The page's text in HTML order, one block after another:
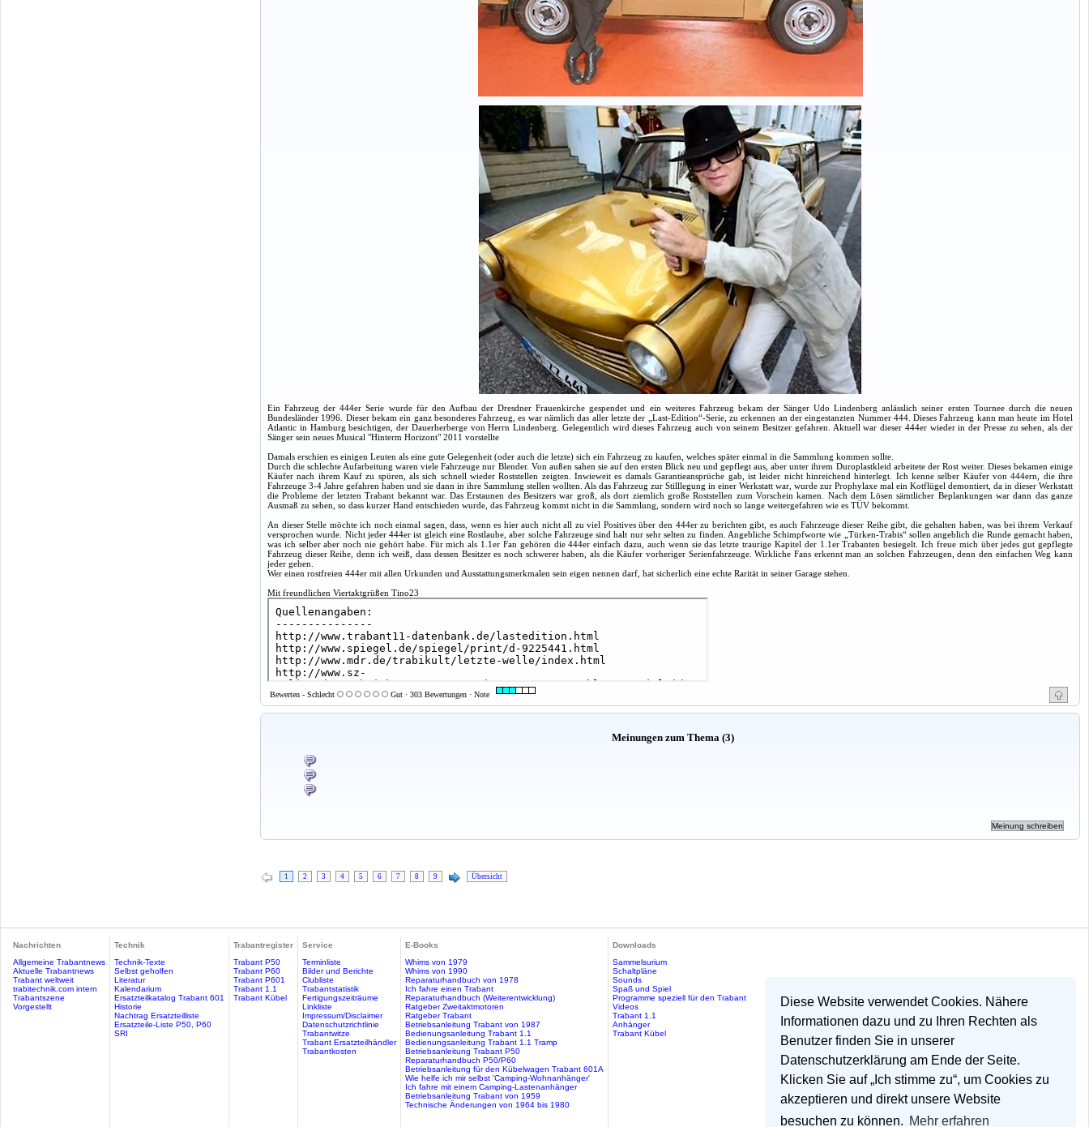
Diese Website verwendet Cookies. Nähere
Informationen dazu und zu Ihren Rechten als
Benutzer finden Sie in unserer
Datenschutzerklärung am Ende der Seite.
Klicken Sie auf „Ich stimme zu“, um Cookies zu
akzeptieren und direkt unsere Website
besuchen zu können. Mehr erfahren
Ein Fahrzeug der 444er Serie wurde für den Aufbau der Dresdner Frauenkirche gespendet und ein weiteres Fahrzeug bekam der Sänger Udo Lindenberg anlässlich seiner ersten Tournee durch die neuen
Bundesländer 1996. Dieser bekam ein ganz besonderes Fahrzeug, es war nämlich das aller letzte der „Last-Edition“-Serie, zu erkennen an der eingestanzten Nummer 444. Dieses Fahrzeug kann man heute im Hotel
Atlantic in Hamburg besichtigen, der Dauerherberge von Herrn Lindenberg. Gelegentlich wird dieses Fahrzeug auch von seinem Besitzer gefahren. Aktuell war dieser 444er wieder in der Presse zu sehen, als der
Sänger sein neues Musical "Hinterm Horizont" 2011 vorstellte
Damals erschien es einigen Leuten als eine gute Gelegenheit (oder auch die letzte) sich ein Fahrzeug zu kaufen, welches später einmal in die Sammlung kommen sollte.
Durch die schlechte Aufarbeitung waren viele Fahrzeuge nur Blender. Von außen sahen sie auf den ersten Blick neu und gepflegt aus, aber unter ihrem Duroplastkleid arbeitete der Rost weiter. Dieses bekamen einige
Käufer nach ihrem Kauf zu spüren, als sich schnell wieder Roststellen zeigten. Inwieweit es damals Garantieansprüche gab, ist leider nicht hinreichend hinterlegt. Ich kenne selber Käufer von 444ern, die ihre
Fahrzeuge 3-4 Jahre gefahren haben und sie dann in ihre Sammlung stellen wollten. Als das Fahrzeug zur Stilllegung in einer Werkstatt war, wurde zur Prophylaxe mal ein Kotflügel demontiert, da in dieser Werkstatt
die Probleme der letzten Trabant bekannt war. Das Erstaunen des Besitzers war groß, als dort ziemlich große Roststellen zum Vorschein kamen. Nach dem Lösen sämtlicher Beplankungen war dann das ganze
Ausmaß zu sehen, so dass kurzer Hand entschieden wurde, das Fahrzeug kommt nicht in die Sammlung, sondern wird noch so lange weitergefahren wie es TÜV bekommt.
An dieser Stelle möchte ich noch einmal sagen, dass, wenn es hier auch nicht all zu viel Positives über den 444er zu berichten gibt, es auch Fahrzeuge dieser Reihe gibt, die gehalten haben, was bei ihrem Verkauf
versprochen wurde. Nicht jeder 444er ist gleich eine Rostlaube, aber solche Fahrzeuge sind halt nur sehr selten zu finden. Angebliche Schimpfworte wie „Türken-Trabis“ sollen angeblich die Runde gemacht haben,
was ich selber aber noch nie gehört habe. Für mich als 1.1er Fan gehören die 444er einfach dazu, auch wenn sie das letzte traurige Kapitel der 1.1er Trabanten besiegelt. Ich freue mich über jedes gut gepflegte
Fahrzeug dieser Reihe, denn ich weiß, dass dessen Besitzer es noch schwerer haben, als die Käufer vorheriger Serienfahrzeuge. Wirkliche Fans erkennt man an solchen Fahrzeugen, denn den einfachen Weg kann
jeder gehen.
Wer einen rostfreien 444er mit allen Urkunden und Ausstattungsmerkmalen sein eigen nennen darf, hat sicherlich eine echte Rarität in seiner Garage stehen.
Mit freundlichen Viertaktgrüßen Tino23
Bewerten - Schlecht Gut · 303 Bewertungen · Note
Meinungen zum Thema (3)
1 2 3 4 5 6 7 8 9 Übersicht
Nachrichten
Allgemeine Trabantnews
Aktuelle Trabantnews
Trabant weltweit
trabitechnik.com intern
Trabantszene
Vorgestellt
Technik
Technik-Texte
Selbst geholfen
Literatur
Kalendarium
Ersatzteilkatalog Trabant 601
Historie
Nachtrag Ersatzteilliste
Ersatzteile-Liste P50, P60
SRI
Trabantregister
Trabant P50
Trabant P60
Trabant P601
Trabant 1.1
Trabant Kübel
Service
Terminliste
Bilder und Berichte
Clubliste
Trabantstatistik
Fertigungszeiträume
Linkliste
Impressum/Disclaimer
Datenschutzrichtlinie
Trabantwitze
Trabant Ersatzteilhändler
Trabantkosten
E-Books
Whims von 1979
Whims von 1990
Reparaturhandbuch von 1978
Ich fahre einen Trabant
Reparaturhandbuch (Weiterentwicklung)
Ratgeber Zweitaktmotoren
Ratgeber Trabant
Betriebsanleitung Trabant von 1987
Bedienungsanleitung Trabant 1.1
Bedienungsanleitung Trabant 1.1 Tramp
Betriebsanleitung Trabant P50
Reparaturhandbuch P50/P60
Betriebsanleitung für den Kübelwagen Trabant 601A
Wie helfe ich mir selbst 'Camping-Wohnanhänger'
Ich fahre mit einem Camping-Lastenanhänger
Betriebsanleitung Trabant von 1959
Technische Änderungen von 1964 bis 1980
Downloads
Sammelsurium
Schaltpläne
Sounds
Spaß und Spiel
Programme speziell für den Trabant
Videos
Trabant 1.1
Anhänger
Trabant Kübel